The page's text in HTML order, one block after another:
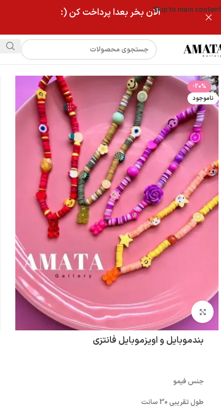
Skip to main contentالان بخر بعدا پرداخت کن (:
فروشگاه بندموبایل و اویزموبایل فانتزی
-20%
ناموجود
بزرگنمایی تصویر
بندموبایل و اویزموبایل فانتزی
جنس فیمو
طول تقریبی 30 سانت